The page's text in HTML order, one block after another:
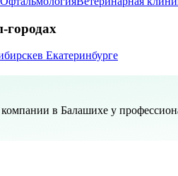
городах
в Екатеринбурге
в Балашихе у